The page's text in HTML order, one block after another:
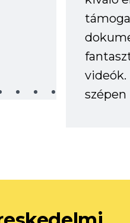
videók.